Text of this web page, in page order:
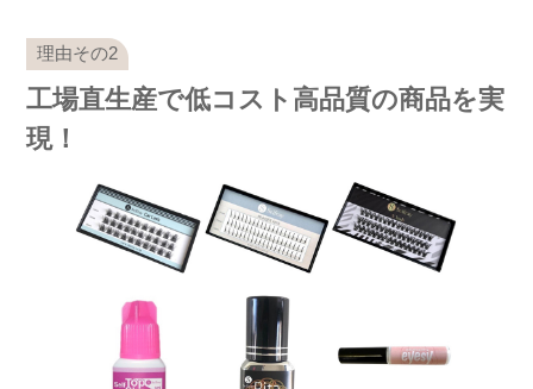
工場直生産で低コスト高品質の商品を実
現！